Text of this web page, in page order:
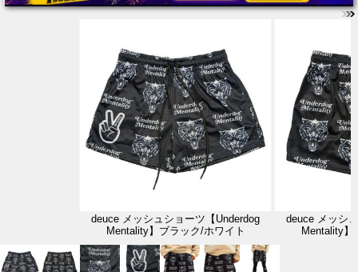
deuce メッシュショーツ【Underdog
Mentality】ブラック/ホワイト
deuce メッシ
Mentality】